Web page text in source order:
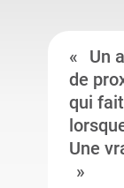
Un
de
qui
Une